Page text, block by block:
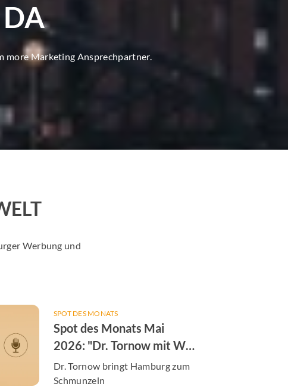
more Marketing Ansprechpartner.
Werbung und
SPOT DES MONATS
Spot des Monats Mai
2026: "Dr. Tornow mit W"
von der Augenarztpraxis
Dres. Tornow & Tachezy
Dr. Tornow bringt Hamburg zum
Schmunzeln